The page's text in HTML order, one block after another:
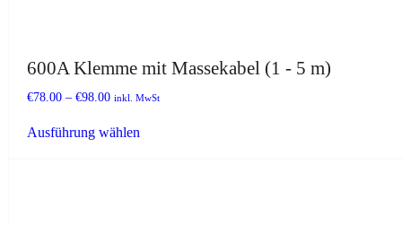
600A Klemme mit Massekabel (1 - 5 m)
€78.00 – €98.00 inkl. MwSt
Ausführung wählenProdukt